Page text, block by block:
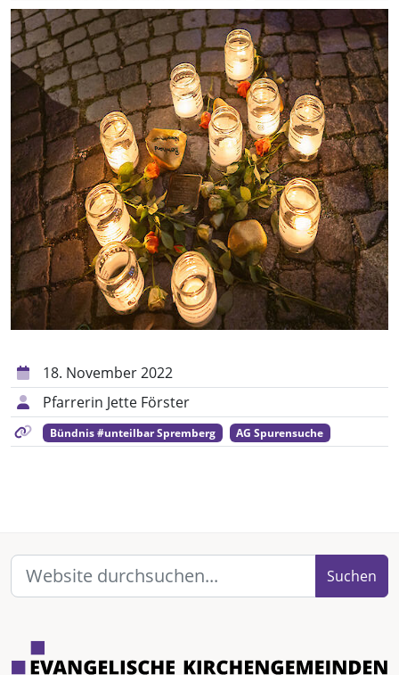
18. November 2022
Pfarrerin Jette Förster
Bündnis #unteilbar Spremberg AG Spurensuche
Suchen